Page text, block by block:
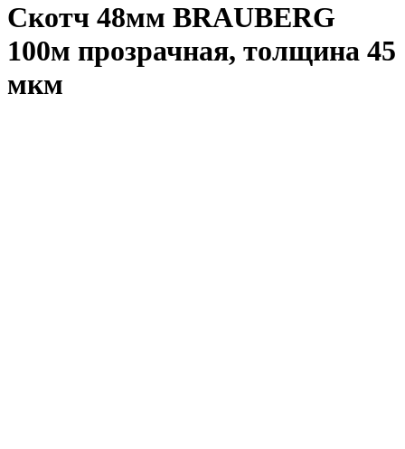
Скотч 48мм BRAUBERG
100м прозрачная, толщина 45
мкм